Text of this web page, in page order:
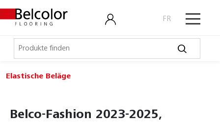
FR
Elastische Beläge
Belco-Fashion 2023-2025,
Elastische Beläge